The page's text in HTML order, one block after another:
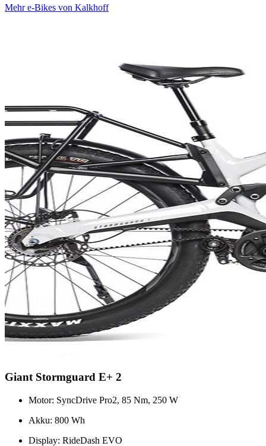
Mehr e-Bikes von Kalkhoff
Giant Stormguard E+ 2
Motor: SyncDrive Pro2, 85 Nm, 250 W
Akku: 800 Wh
Display: RideDash EVO